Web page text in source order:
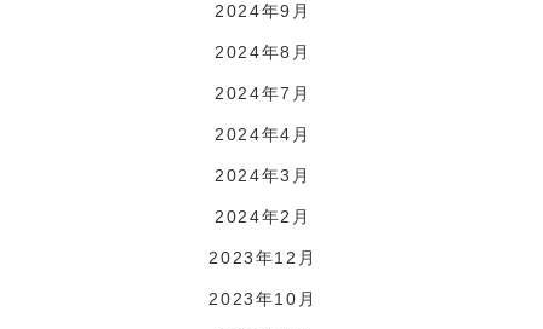
2024年9月
2024年8月
2024年7月
2024年4月
2024年3月
2024年2月
2023年12月
2023年10月